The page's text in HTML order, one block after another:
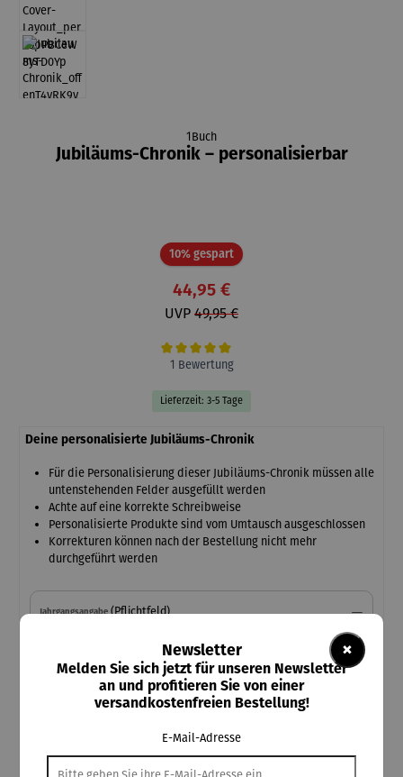
1Buch
Jubiläums-Chronik – personalisierbar
10% gespartRabatt
44,95 €
UVP 49,95 €
Durchschnittliche Bewertung von 5 von 5 Sternen
1 Bewertung
Lieferzeit: 3-5 Tage
Deine personalisierte Jubiläums-Chronik
Für die Personalisierung dieser Jubiläums-Chronik müssen alle
untenstehenden Felder ausgefüllt werden
Achte auf eine korrekte Schreibweise
Personalisierte Produkte sind vom Umtausch ausgeschlossen
Korrekturen können nach der Bestellung nicht mehr
durchgeführt werden
Jahrgangsangabe(Pflichtfeld)
Treffe hier die Auswahl des Jahrgangs
Diese Zahl steht mittig auf dem Cover
×
Newsletter
Melden Sie sich jetzt für unseren Newsletter
an und profitieren Sie von einer
versandkostenfreien Bestellung!
E-Mail-Adresse